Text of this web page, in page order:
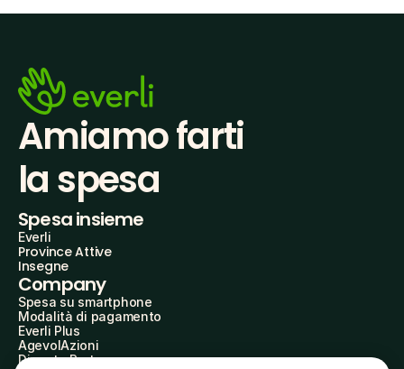
Amiamo farti
la spesa
Spesa insieme
Everli
Province Attive
Insegne
Company
Spesa su smartphone
Modalità di pagamento
Everli Plus
AgevolAzioni
Diventa Partner